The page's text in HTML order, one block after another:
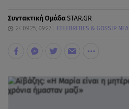
Συντακτική ΟμάδαSTAR.GR
24.09.25, 09:27 CELEBRITIES & GOSSIP ΝΕΑ